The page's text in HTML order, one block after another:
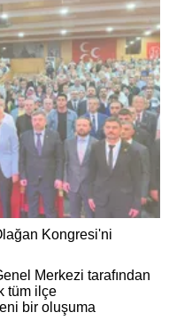
Kongresi'ni
Merkezi tarafından
tüm ilçe
bir oluşuma